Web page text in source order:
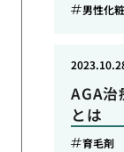
男性化
AGA治
とは
育毛剤